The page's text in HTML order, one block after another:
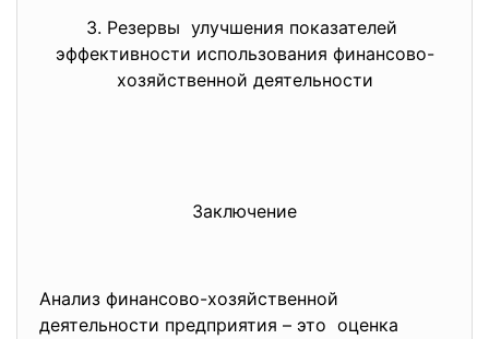
3. Резервы улучшения показателей
эффективности использования финансово-
хозяйственной деятельности
Заключение
Анализ финансово-хозяйственной
деятельности предприятия – это оценка